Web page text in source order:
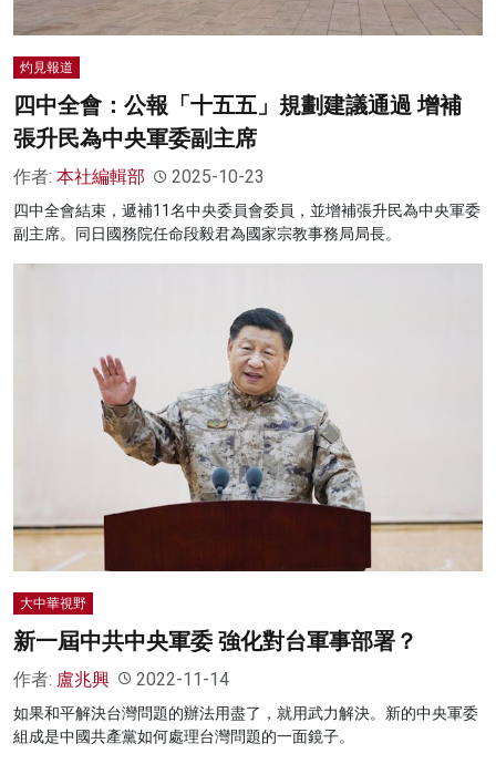
灼見報道
四中全會：公報「十五五」規劃建議通過 增補
張升民為中央軍委副主席
作者: 本社編輯部 2025-10-23
四中全會結束，遞補11名中央委員會委員，並增補張升民為中央軍委
副主席。同日國務院任命段毅君為國家宗教事務局局長。
大中華視野
新一屆中共中央軍委 強化對台軍事部署？
作者: 盧兆興 2022-11-14
如果和平解決台灣問題的辦法用盡了，就用武力解決。新的中央軍委
組成是中國共產黨如何處理台灣問題的一面鏡子。